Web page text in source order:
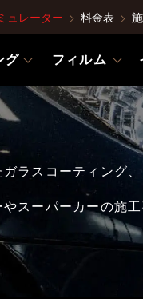
ュレーター 料金表
グ フィルム
ラスコーティング
スーパーカーの施